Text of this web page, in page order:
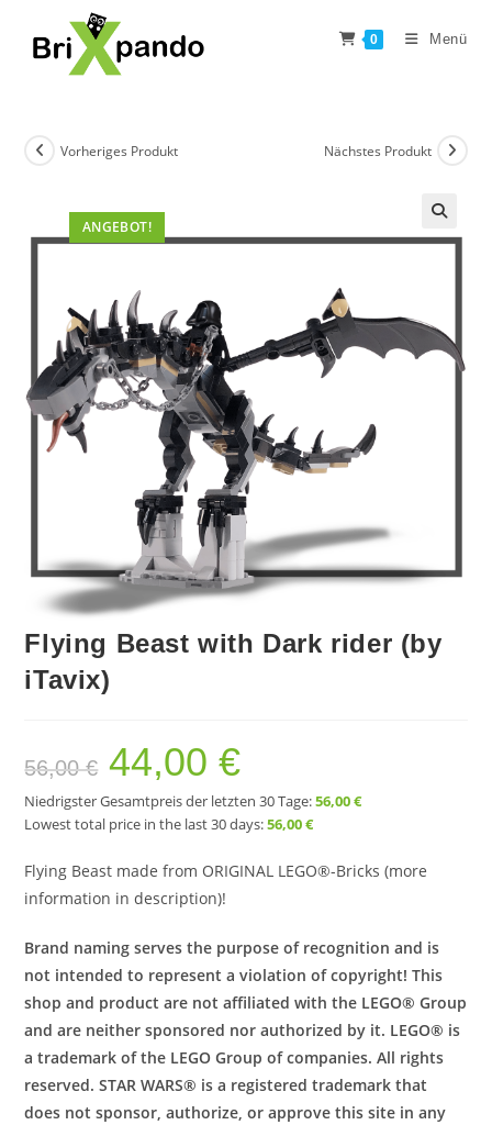
Inhalt
0 Menü
ANGEBOT!
Vorheriges Produkt Nächstes Produkt
Flying Beast with Dark rider (by
iTavix)
56,00€
Ursprünglicher
Preis
war:
56,00 €
44,00€Aktueller
44,00 €.
Niedrigster Gesamtpreis der letzten 30 Tage:56,00€
Lowest total price in the last 30 days:56,00€
Flying Beast made from ORIGINAL LEGO®-Bricks (more
information in description)!
Brand naming serves the purpose of recognition and is
not intended to represent a violation of copyright! This
shop and product are not affiliated with the LEGO® Group
and are neither sponsored nor authorized by it. LEGO® is
a trademark of the LEGO Group of companies. All rights
reserved. STAR WARS® is a registered trademark that
does not sponsor, authorize, or approve this site in any